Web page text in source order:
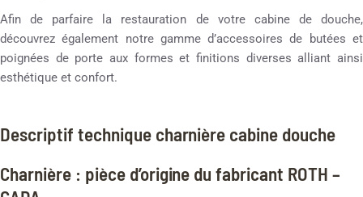
Afin de parfaire la restauration de votre cabine de douche,
découvrez également notre gamme d’accessoires de butées et
poignées de porte aux formes et finitions diverses alliant ainsi
esthétique et confort.
Descriptif technique charnière cabine douche
Charnière : pièce d’origine du fabricant ROTH –